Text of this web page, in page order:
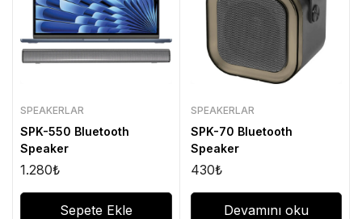
SPEAKERLAR
SPK-550 Bluetooth
Speaker
1.280₺
Sepete Ekle
SPEAKERLAR
SPK-70 Bluetooth
Speaker
430₺
Devamını oku